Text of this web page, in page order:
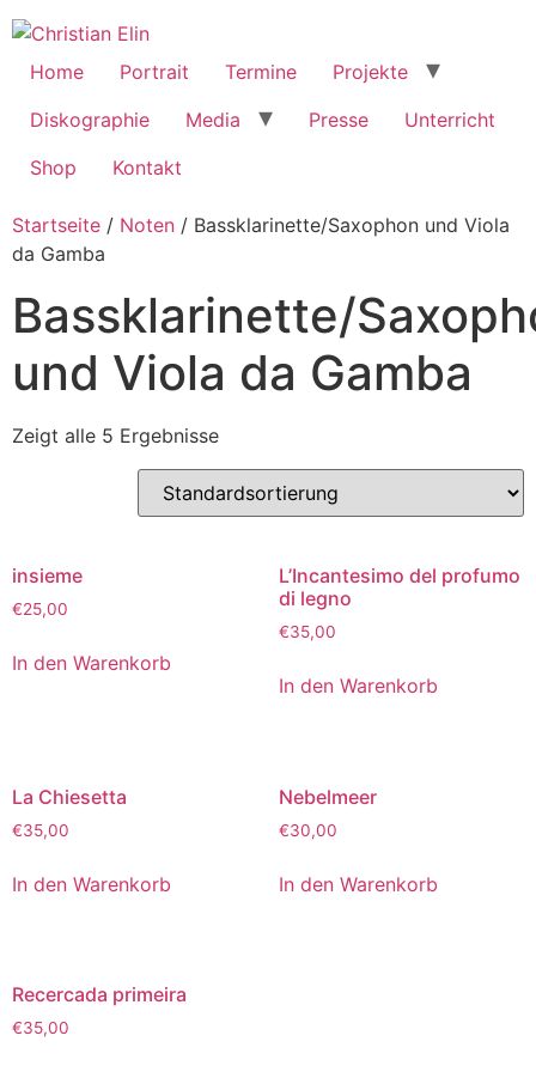
Home Portrait Termine
Projekte
Diskographie
Media Presse
Unterricht
Shop
Kontakt
Startseite / Noten / Bassklarinette/Saxophon und Viola
da Gamba
Bassklarinette/
und Viola da Gamba
Zeigt alle 5 Ergebnisse
insieme
€25,00
In den Warenkorb
L’Incantesimo del profumo
di legno
€35,00
In den Warenkorb
La Chiesetta
€35,00
In den Warenkorb
Nebelmeer
€30,00
In den Warenkorb
Recercada primeira
€35,00